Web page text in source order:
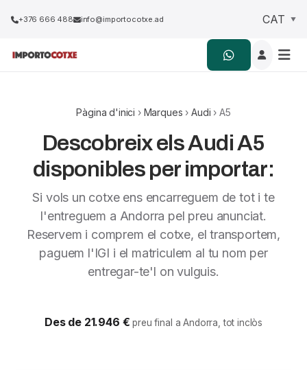
+376 666 488 info@importocotxe.ad
Pàgina d'inici › Marques ›Audi › A5
Descobreix els Audi A5
disponibles per importar:
Si vols un cotxe ens encarreguem de tot i te
l'entreguem a Andorra pel preu anunciat.
Reservem i comprem el cotxe, el transportem,
paguem l'IGI i el matriculem al tu nom per
entregar-te'l on vulguis.
Des de 21.946 €preu final a Andorra, tot inclòs